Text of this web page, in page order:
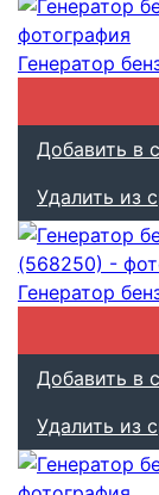
Генератор
Добавить в
Удалить из
Генератор
Добавить в
Удалить из